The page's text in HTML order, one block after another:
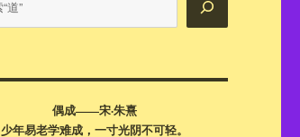
偶成——宋·朱熹
少年易老学难成，一寸光阴不可轻。